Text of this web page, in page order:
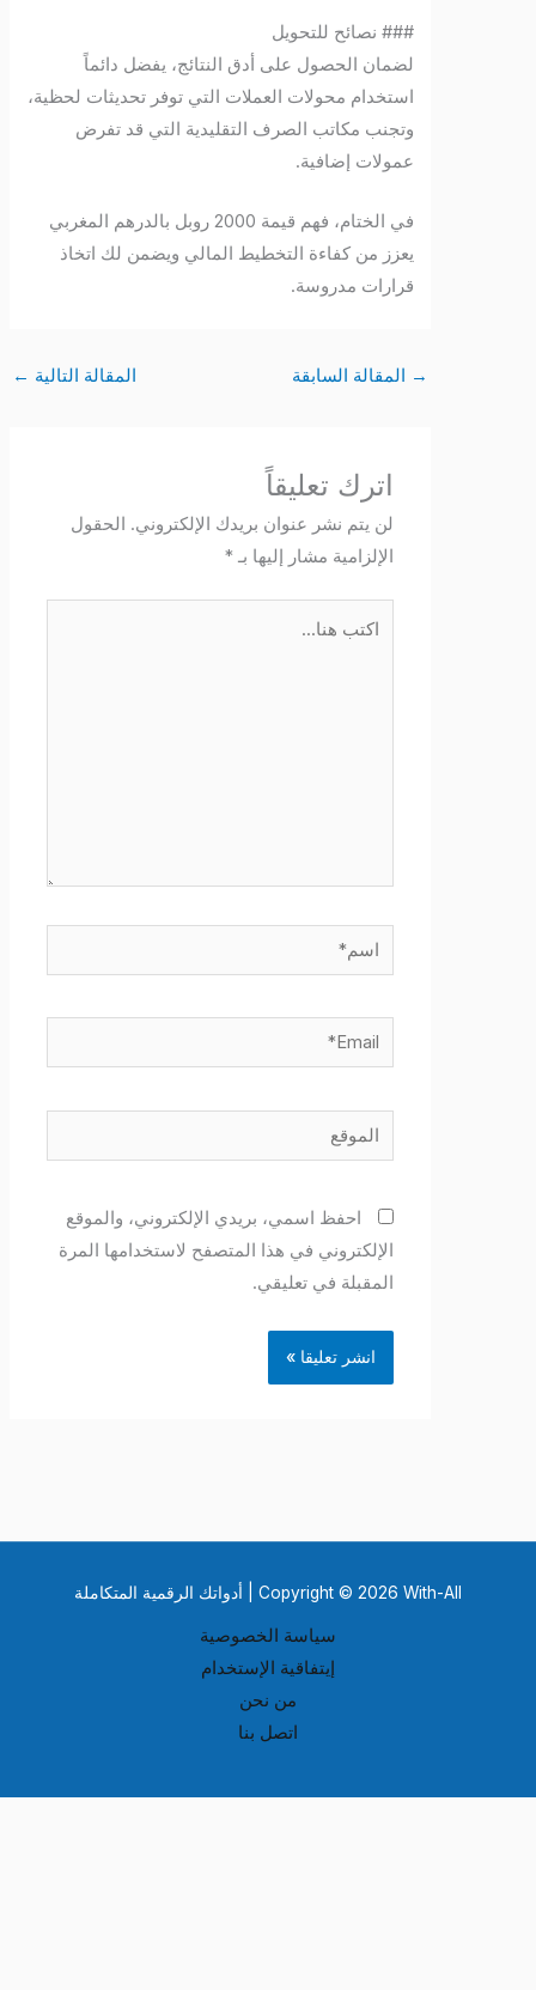
### نصائح للتحويل
لضمان الحصول على أدق النتائج، يفضل دائماً
استخدام محولات العملات التي توفر تحديثات لحظية،
وتجنب مكاتب الصرف التقليدية التي قد تفرض
عمولات إضافية.
في الختام، فهم قيمة 2000 روبل بالدرهم المغربي
يعزز من كفاءة التخطيط المالي ويضمن لك اتخاذ
قرارات مدروسة.
المقالة السابقة المقالة التالية←
اترك تعليقاً
لن يتم نشر عنوان بريدك الإلكتروني. الحقول
الإلزامية مشار إليها بـ*
احفظ اسمي، بريدي الإلكتروني، والموقع
الإلكتروني في هذا المتصفح لاستخدامها المرة
المقبلة في تعليقي.
Copyright © 2026 With-All | أدواتك الرقمية المتكاملة
سياسة الخصوصية
إيتفاقية الإستخدام
من نحن
اتصل بنا